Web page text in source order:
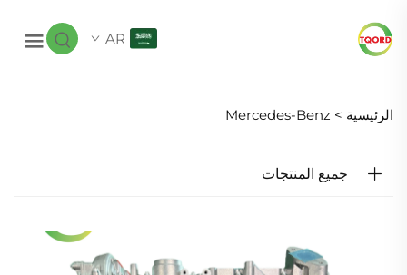
AR
الرئيسية > Mercedes-Benz
جميع المنتجات